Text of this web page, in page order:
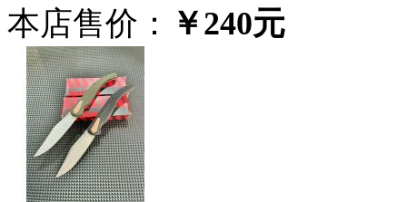
本店售价： ￥240元